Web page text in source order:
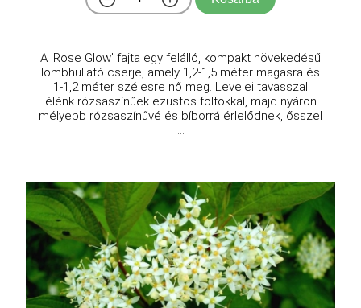
A 'Rose Glow' fajta egy felálló, kompakt növekedésű
lombhullató cserje, amely 1,2-1,5 méter magasra és
1-1,2 méter szélesre nő meg. Levelei tavasszal
élénk rózsaszínűek ezüstös foltokkal, majd nyáron
mélyebb rózsaszínűvé és bíborrá érlelődnek, ősszel
...